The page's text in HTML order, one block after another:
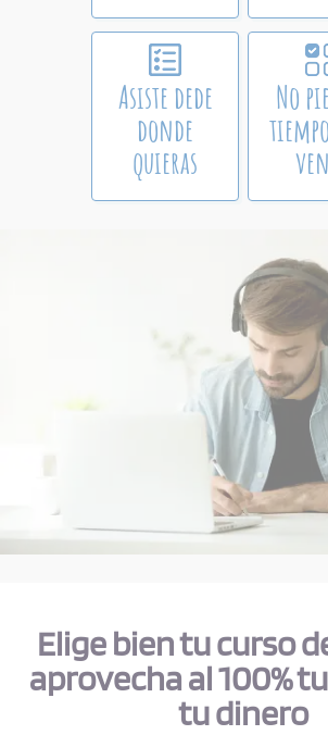
Asiste dede
donde
quieras
No
Elige bien tu curso
aprovecha al 100%
tu dinero